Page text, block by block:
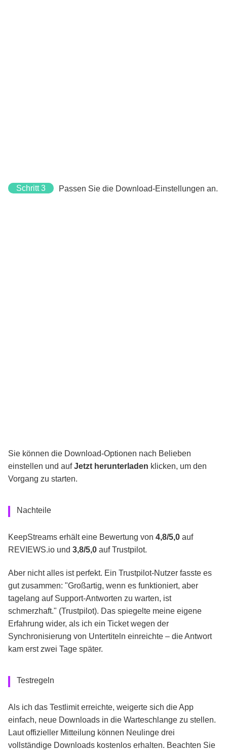
Schritt 3 Passen Sie die Download-Einstellungen an.
Sie können die Download-Optionen nach Belieben
einstellen und aufJetzt herunterladen klicken, um den
Vorgang zu starten.
Nachteile
KeepStreams erhält eine Bewertung von 4,8/5,0 auf
REVIEWS.io und 3,8/5,0 auf Trustpilot.
Aber nicht alles ist perfekt. Ein Trustpilot-Nutzer fasste es
gut zusammen: "Großartig, wenn es funktioniert, aber
tagelang auf Support-Antworten zu warten, ist
schmerzhaft." (Trustpilot). Das spiegelte meine eigene
Erfahrung wider, als ich ein Ticket wegen der
Synchronisierung von Untertiteln einreichte – die Antwort
kam erst zwei Tage später.
Testregeln
Als ich das Testlimit erreichte, weigerte sich die App
einfach, neue Downloads in die Warteschlange zu stellen.
Laut offizieller Mitteilung können Neulinge drei
vollständige Downloads kostenlos erhalten. Beachten Sie